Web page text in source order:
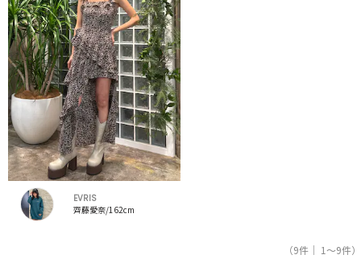
EVRIS
齊藤愛奈/162cm
（9件｜ 1～9件）